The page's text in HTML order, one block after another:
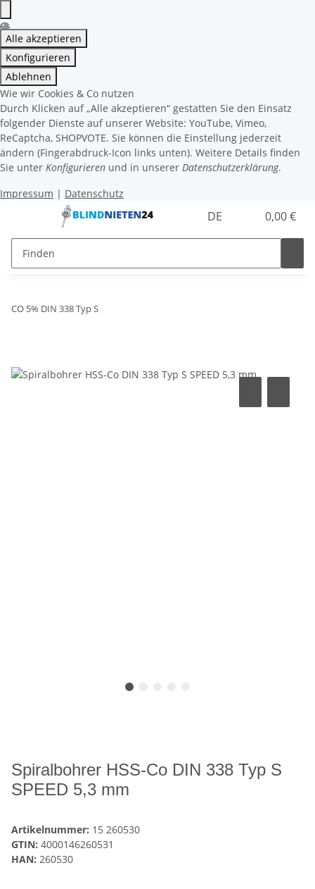
Alle akzeptieren
Konfigurieren
Ablehnen
Wie wir Cookies & Co nutzen
Durch Klicken auf „Alle akzeptieren“ gestatten Sie den Einsatz
folgender Dienste auf unserer Website: YouTube, Vimeo,
ReCaptcha, SHOPVOTE. Sie können die Einstellung jederzeit
ändern (Fingerabdruck-Icon links unten). Weitere Details finden
Sie unter Konfigurieren und in unserer Datenschutzerklärung.
Impressum | Datenschutz
DE 0,00 €
CO 5% DIN 338 Typ S
Spiralbohrer HSS-Co DIN 338 Typ S
SPEED 5,3 mm
Artikelnummer: 15 260530
GTIN: 4000146260531
HAN: 260530